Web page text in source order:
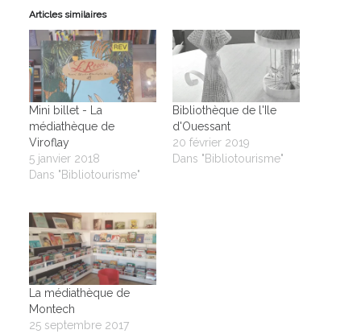
Articles similaires
Mini billet - La
médiathèque de
Viroflay
5 janvier 2018
Dans "Bibliotourisme"
Bibliothèque de l'Ile
d'Ouessant
20 février 2019
Dans "Bibliotourisme"
La médiathèque de
Montech
25 septembre 2017